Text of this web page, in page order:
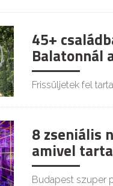
45+
Balatonnál
Frissüljetek fel
8 zseniális
amivel
Budapest szuper